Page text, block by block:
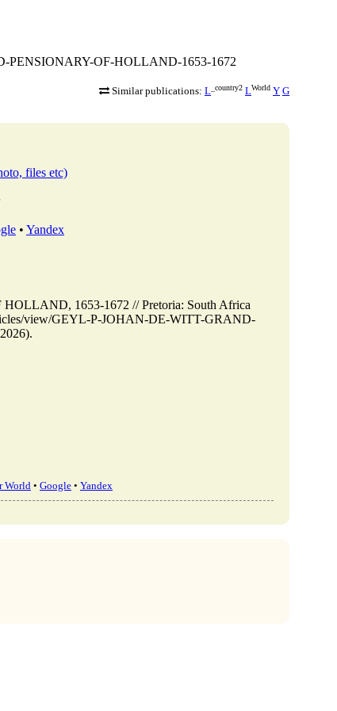
PENSIONARY-OF-HOLLAND-1653-1672
Similar publications: L _country2 LWorld Y G
files etc)
• Yandex
1653-1672 // Pretoria: South Africa
view/GEYL-P-JOHAN-DE-WITT-GRAND-
World• Google • Yandex